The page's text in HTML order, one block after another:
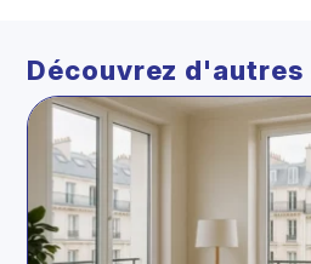
Découvrez